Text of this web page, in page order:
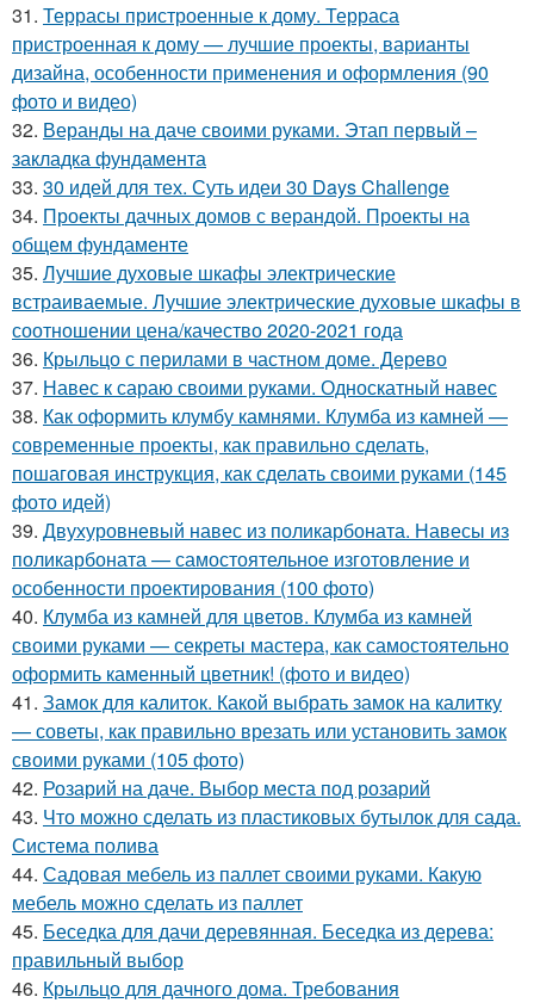
31. Террасы пристроенные к дому. Терраса
пристроенная к дому — лучшие проекты, варианты
дизайна, особенности применения и оформления (90
фото и видео)
32. Веранды на даче своими руками. Этап первый –
закладка фундамента
33. 30 идей для тех. Суть идеи 30 Days Challenge
34. Проекты дачных домов с верандой. Проекты на
общем фундаменте
35. Лучшие духовые шкафы электрические
встраиваемые. Лучшие электрические духовые шкафы в
соотношении цена/качество 2020-2021 года
36. Крыльцо с перилами в частном доме. Дерево
37. Навес к сараю своими руками. Односкатный навес
38. Как оформить клумбу камнями. Клумба из камней —
современные проекты, как правильно сделать,
пошаговая инструкция, как сделать своими руками (145
фото идей)
39. Двухуровневый навес из поликарбоната. Навесы из
поликарбоната — самостоятельное изготовление и
особенности проектирования (100 фото)
40. Клумба из камней для цветов. Клумба из камней
своими руками — секреты мастера, как самостоятельно
оформить каменный цветник! (фото и видео)
41. Замок для калиток. Какой выбрать замок на калитку
— советы, как правильно врезать или установить замок
своими руками (105 фото)
42. Розарий на даче. Выбор места под розарий
43. Что можно сделать из пластиковых бутылок для сада.
Система полива
44. Садовая мебель из паллет своими руками. Какую
мебель можно сделать из паллет
45. Беседка для дачи деревянная. Беседка из дерева:
правильный выбор
46. Крыльцо для дачного дома. Требования